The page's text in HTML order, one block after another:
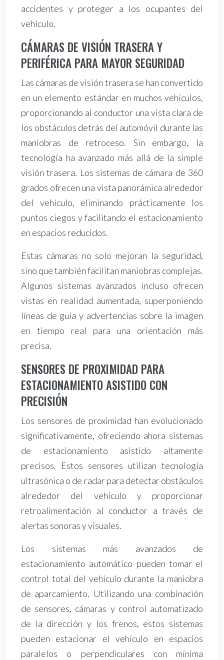
accidentes y proteger a los ocupantes del
vehículo.
CÁMARAS DE VISIÓN TRASERA Y
PERIFÉRICA PARA MAYOR SEGURIDAD
Las cámaras de visión trasera se han convertido
en un elemento estándar en muchos vehículos,
proporcionando al conductor una vista clara de
los obstáculos detrás del automóvil durante las
maniobras de retroceso. Sin embargo, la
tecnología ha avanzado más allá de la simple
visión trasera. Los sistemas de cámara de 360
grados ofrecen una vista panorámica alrededor
del vehículo, eliminando prácticamente los
puntos ciegos y facilitando el estacionamiento
en espacios reducidos.
Estas cámaras no solo mejoran la seguridad,
sino que también facilitan maniobras complejas.
Algunos sistemas avanzados incluso ofrecen
vistas en realidad aumentada, superponiendo
líneas de guía y advertencias sobre la imagen
en tiempo real para una orientación más
precisa.
SENSORES DE PROXIMIDAD PARA
ESTACIONAMIENTO ASISTIDO CON
PRECISIÓN
Los sensores de proximidad han evolucionado
significativamente, ofreciendo ahora sistemas
de estacionamiento asistido altamente
precisos. Estos sensores utilizan tecnología
ultrasónica o de radar para detectar obstáculos
alrededor del vehículo y proporcionar
retroalimentación al conductor a través de
alertas sonoras y visuales.
Los sistemas más avanzados de
estacionamiento automático pueden tomar el
control total del vehículo durante la maniobra
de aparcamiento. Utilizando una combinación
de sensores, cámaras y control automatizado
de la dirección y los frenos, estos sistemas
pueden estacionar el vehículo en espacios
paralelos o perpendiculares con mínima